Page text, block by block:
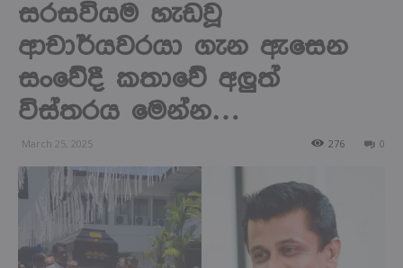
සරසවියම හැඩවූ
ආචාර්යවරයා ගැන ඇසෙන
සංවේදී කතාවේ අලුත්
විස්තරය මෙන්න…
March 25, 2025 0
276